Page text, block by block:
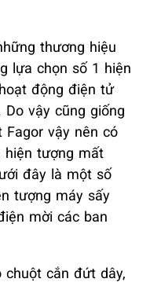
thương hiệu
lựa chọn số 1 hiện
động điện tử
vậy cũng giống
vậy nên có
hiện tượng mất
đây là một số
tượng máy sấy
mời các ban
chuột cắn đứt dây,